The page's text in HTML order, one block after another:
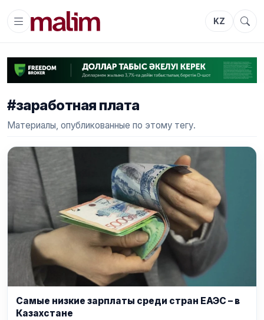
KZ
#заработная плата
Материалы, опубликованные по этому тегу.
Самые низкие зарплаты среди стран ЕАЭС – в
Казахстане